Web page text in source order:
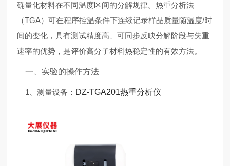
确量化材料在不同温度区间的分解规律。热重分析法
（TGA）可在程序控温条件下连续记录样品质量随温度/时
间的变化，具有测试精度高、可同步反映分解阶段与失重
速率的优势，是评价高分子材料热稳定性的有效方法。
一、实验的操作方法
1、测量设备： DZ-TGA201热重分析仪